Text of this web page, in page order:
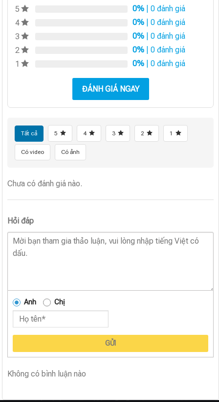
5 0% | 0 đánh giá
4
0% | 0 đánh giá
3
0% | 0 đánh giá
2
0% | 0 đánh giá
1
0% | 0 đánh giá
ĐÁNH GIÁ NGAY
Tất cả 5 4 3 2 1
Có video Có ảnh
Chưa có đánh giá nào.
Hỏi đáp
Anh Chị
GỬI
Không có bình luận nào